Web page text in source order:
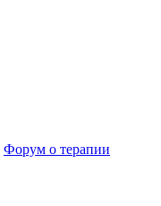
Форум о терапии